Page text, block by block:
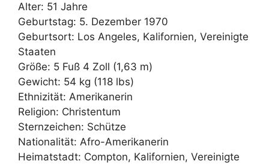
Alter: 51 Jahre
Geburtstag: 5. Dezember 1970
Geburtsort: Los Angeles, Kalifornien, Vereinigte
Staaten
Größe: 5 Fuß 4 Zoll (1,63 m)
Gewicht: 54 kg (118 lbs)
Ethnizität: Amerikanerin
Religion: Christentum
Sternzeichen: Schütze
Nationalität: Afro-Amerikanerin
Heimatstadt: Compton, Kalifornien, Vereinigte